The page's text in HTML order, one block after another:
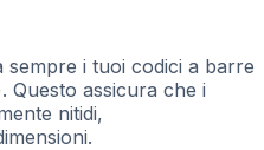
sempre i tuoi codici a barre
Questo assicura che i
nitidi,